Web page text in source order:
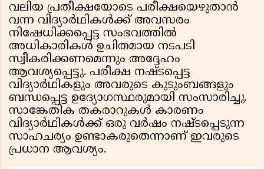
വലിയ പ്രതീക്ഷയോടെ പരീക്ഷയെഴുതാൻ
വന്ന വിദ്യാർഥികൾക്ക് അവസരം
നിഷേധിക്കപ്പെട്ട സംഭവത്തിൽ
അധികാരികൾ ഉചിതമായ നടപടി
സ്വീകരിക്കണമെന്നും അദ്ദേഹം
ആവശ്യപ്പെട്ടു. പരീക്ഷ നഷ്ടപ്പെട്ട
വിദ്യാർഥികളും അവരുടെ കുടുംബങ്ങളും
ബന്ധപ്പെട്ട ഉദ്യോഗസ്ഥരുമായി സംസാരിച്ചു.
സാങ്കേതിക തകരാറുകൾ കാരണം
വിദ്യാർഥികൾക്ക് ഒരു വർഷം നഷ്ടപ്പെടുന്ന
സാഹചര്യം ഉണ്ടാകരുതെന്നാണ് ഇവരുടെ
പ്രധാന ആവശ്യം.